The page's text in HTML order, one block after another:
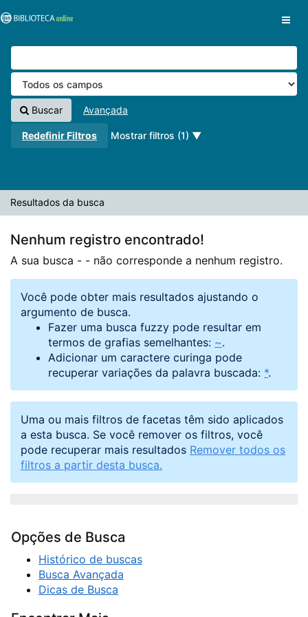
VuFind
Buscar Avançada
Redefinir Filtros Mostrar filtros (1)
Resultados da busca
Nenhum registro encontrado!
A sua busca - - não corresponde a nenhum registro.
Você pode obter mais resultados ajustando o
argumento de busca.
Fazer uma busca fuzzy pode resultar em
termos de grafias semelhantes: ~.
Adicionar um caractere curinga pode
recuperar variações da palavra buscada: *.
Uma ou mais filtros de facetas têm sido aplicados
a esta busca. Se você remover os filtros, você
pode recuperar mais resultados Remover todos os
filtros a partir desta busca.
Opções de Busca
Histórico de buscas
Busca Avançada
Dicas de Busca